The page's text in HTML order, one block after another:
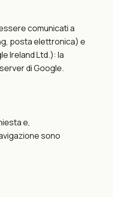
comunicati a
posta elettronica) e
Ireland Ltd.): la
di Google.
e,
sono